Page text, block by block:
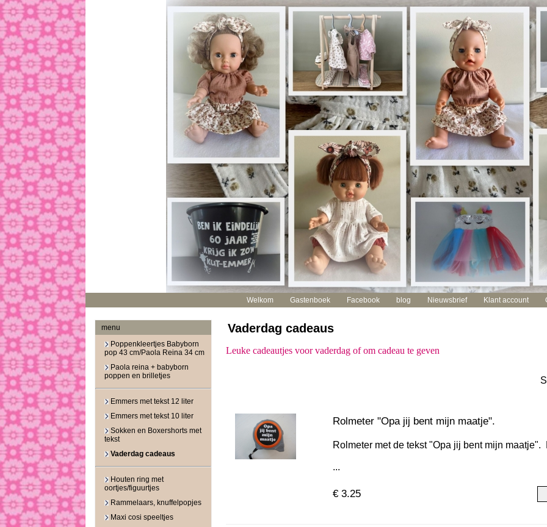
Welkom Gastenboek Facebook blog Nieuwsbrief Klant account
menu
Poppenkleertjes Babyborn
pop 43 cm/Paola Reina 34 cm
Paola reina + babyborn
poppen en brilletjes
Emmers met tekst 12 liter
Emmers met tekst 10 liter
Sokken en Boxershorts met
tekst
Vaderdag cadeaus
Houten ring met
oortjes/figuurtjes
Rammelaars, knuffelpopjes
Maxi cosi speeltjes
Vaderdag cadeaus
Leuke cadeautjes voor vaderdag of om cadeau te geven
Rolmeter "Opa jij bent mijn maatje".
Rolmeter met de tekst "Opa jij bent mijn maatje".
...
€ 3.25